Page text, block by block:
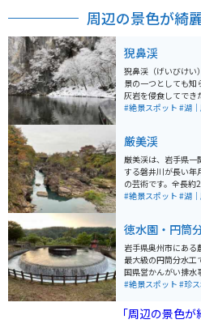
周辺の景色が綺
猊鼻渓
猊鼻渓（げいびけい
景の一つとしても知
灰岩を侵食してでき
わたり、高さ約100
折々の自然美を楽しむことが
勝にも指定されてお
びうた」を聞きなが
き、渓谷の美しさを
から車で約30分の距
う曲を歌ってくれま
#絶景スポット #湖
厳美渓
厳美渓は、岩手県一
する磐井川が長い年
の芸術です。全長約
は、奇岩や深淵、甌
滝見台から対岸の茶
を使って団子が届け
す。また、遊歩道が
下流の異なる景観を
秋の紅葉シーズンは
日を通して楽しむこ
#絶景スポット #湖
徳水園・円筒
岩手県奥州市にある
最大級の円筒分水工
国県営かんがい排水
た。 春から秋にかけては毎時間に噴水を行っているとこ
自然の感じるにはも
ので、休憩がてらに
#絶景スポット #珍
「周辺の景色